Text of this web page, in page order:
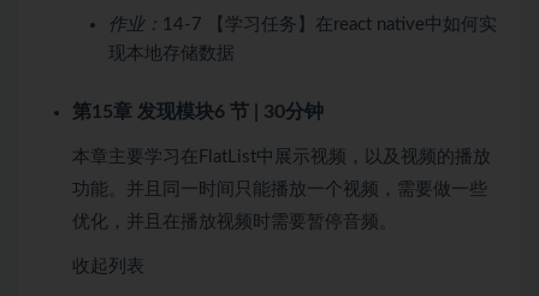
作业： 14-7 【学习任务】在react native中如何实
现本地存储数据
第15章 发现模块6 节 | 30分钟
本章主要学习在FlatList中展示视频，以及视频的播放
功能。并且同一时间只能播放一个视频，需要做一些
优化，并且在播放视频时需要暂停音频。
收起列表